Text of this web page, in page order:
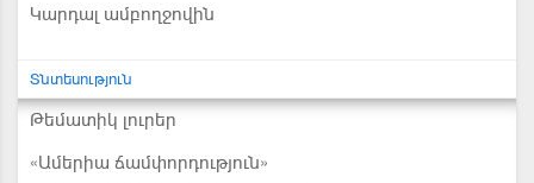
Կարդալ ամբողջովին
Տնտեսություն
Թեմատիկ լուրեր
«Ամերիա ճամփորդություն»